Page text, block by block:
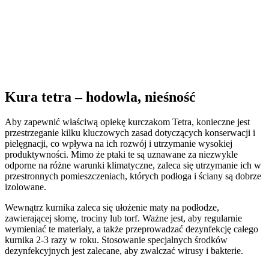
Kura tetra – hodowla, nieśność
Aby zapewnić właściwą opiekę kurczakom Tetra, konieczne jest
przestrzeganie kilku kluczowych zasad dotyczących konserwacji i
pielęgnacji, co wpływa na ich rozwój i utrzymanie wysokiej
produktywności. Mimo że ptaki te są uznawane za niezwykle
odporne na różne warunki klimatyczne, zaleca się utrzymanie ich w
przestronnych pomieszczeniach, których podłoga i ściany są dobrze
izolowane.
Wewnątrz kurnika zaleca się ułożenie maty na podłodze,
zawierającej słomę, trociny lub torf. Ważne jest, aby regularnie
wymieniać te materiały, a także przeprowadzać dezynfekcję całego
kurnika 2-3 razy w roku. Stosowanie specjalnych środków
dezynfekcyjnych jest zalecane, aby zwalczać wirusy i bakterie.